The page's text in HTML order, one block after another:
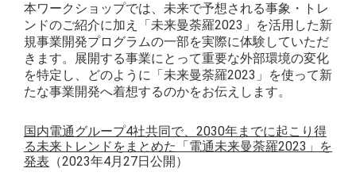
本ワークショップでは、未来で予想される事象・トレ
ンドのご紹介に加え「未来曼荼羅2023」を活用した新
規事業開発プログラムの一部を実際に体験していただ
きます。展開する事業にとって重要な外部環境の変化
を特定し、どのように「未来曼荼羅2023」を使って新
たな事業開発へ着想するのかをお伝えします。
国内電通グループ4社共同で、2030年までに起こり得
る未来トレンドをまとめた「電通未来曼荼羅2023」を
発表 （2023年4月27日公開）